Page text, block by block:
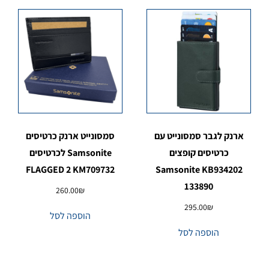
ארנק לגבר סמסונייט עם
כרטיסים קופצים
Samsonite KB934202
133890
295.00₪
הוספה לסל
סמסונייט ארנק כרטיסים
Samsonite לכרטיסים
FLAGGED 2 KM709732
260.00₪
הוספה לסל